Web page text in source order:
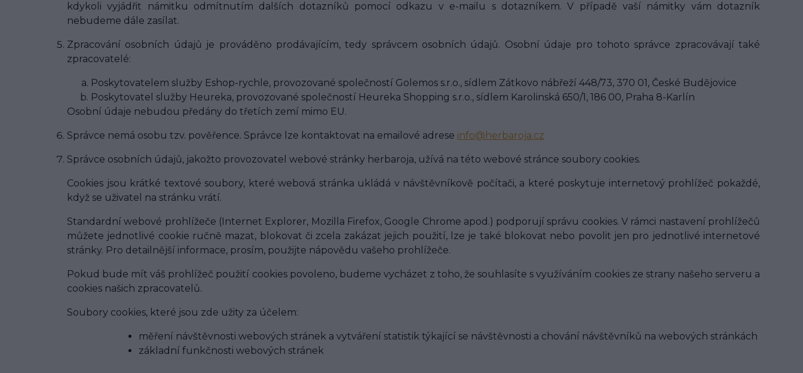
kdykoli vyjádřit námitku odmítnutím dalších dotazníků pomocí odkazu v e-mailu s dotazníkem. V případě vaší námitky vám dotazník
nebudeme dále zasílat.
Zpracování osobních údajů je prováděno prodávajícím, tedy správcem osobních údajů. Osobní údaje pro tohoto správce zpracovávají také
zpracovatelé:
Poskytovatelem služby Eshop-rychle, provozované společností Golemos s.r.o., sídlem Zátkovo nábřeží 448/73, 370 01, České Budějovice
Poskytovatel služby Heureka, provozované společností Heureka Shopping s.r.o., sídlem Karolinská 650/1, 186 00, Praha 8-Karlín
Osobní údaje nebudou předány do třetích zemí mimo EU.
Správce nemá osobu tzv. pověřence. Správce lze kontaktovat na emailové adrese info@herbaroja.cz
Správce osobních údajů, jakožto provozovatel webové stránky herbaroja, užívá na této webové stránce soubory cookies.
Cookies jsou krátké textové soubory, které webová stránka ukládá v návštěvníkově počítači, a které poskytuje internetový prohlížeč pokaždé,
když se uživatel na stránku vrátí.
Standardní webové prohlížeče (Internet Explorer, Mozilla Firefox, Google Chrome apod.) podporují správu cookies. V rámci nastavení prohlížečů
můžete jednotlivé cookie ručně mazat, blokovat či zcela zakázat jejich použití, lze je také blokovat nebo povolit jen pro jednotlivé internetové
stránky. Pro detailnější informace, prosím, použijte nápovědu vašeho prohlížeče.
Pokud bude mít váš prohlížeč použití cookies povoleno, budeme vycházet z toho, že souhlasíte s využíváním cookies ze strany našeho serveru a
cookies našich zpracovatelů.
Soubory cookies, které jsou zde užity za účelem:
měření návštěvnosti webových stránek a vytváření statistik týkající se návštěvnosti a chování návštěvníků na webových stránkách
základní funkčnosti webových stránek